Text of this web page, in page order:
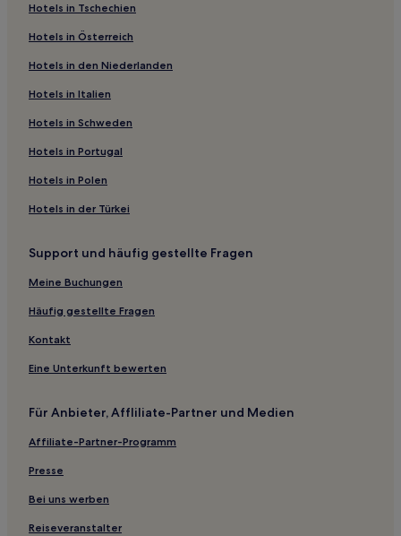
Hotels mit Parkplatz in Samosir
Günstige in Parapat
Günstige in Nordsumatra
Hotels mit Küchenzeile in Medan
Familien in Medan
Hotels mit inbegriffenem Frühstück in Medan
Sipirok Hotels
Hotels nahe Museum Huta Bolon Simanindo
Dairi: Hotels
Labuhanbatu: Hotels
Regierungsbezirk Langkat: Hotels
Nordsumatra: Hotels
Hotels nahe Große Moschee von Medan
Tiga Lingga Hotels
Toba Samosir: Hotels
Perbaugan Hotels
Medan Hotels
Karo: Hotels
Hotels in Tschechien
Hotels in Österreich
Hotels in den Niederlanden
Hotels in Italien
Hotels in Schweden
Hotels in Portugal
Hotels in Polen
Hotels in der Türkei
Support und häufig gestellte Fragen
Meine Buchungen
Häufig gestellte Fragen
Kontakt
Eine Unterkunft bewerten
Für Anbieter, Affliliate-Partner und Medien
Affiliate-Partner-Programm
Presse
Bei uns werben
Reiseveranstalter